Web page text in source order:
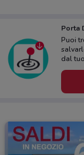
Porta
Puoi
dal